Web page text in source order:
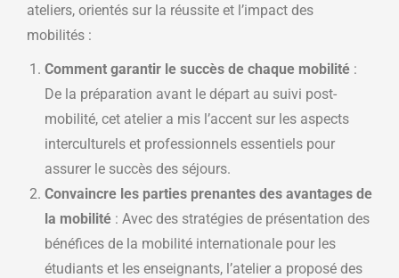
ateliers, orientés sur la réussite et l’impact des
mobilités :
Comment garantir le succès de chaque mobilité :
De la préparation avant le départ au suivi post-
mobilité, cet atelier a mis l’accent sur les aspects
interculturels et professionnels essentiels pour
assurer le succès des séjours.
Convaincre les parties prenantes des avantages de
la mobilité : Avec des stratégies de présentation des
bénéfices de la mobilité internationale pour les
étudiants et les enseignants, l’atelier a proposé des